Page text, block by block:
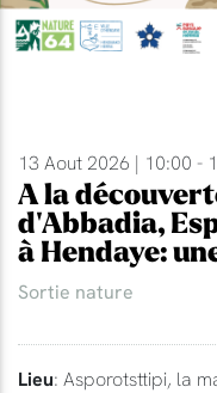
13 Aout 2026 | 10:00 -
A la
d'Abbadia,
à Hendaye:
Sortie nature
Lieu: Asporotsttipi, la